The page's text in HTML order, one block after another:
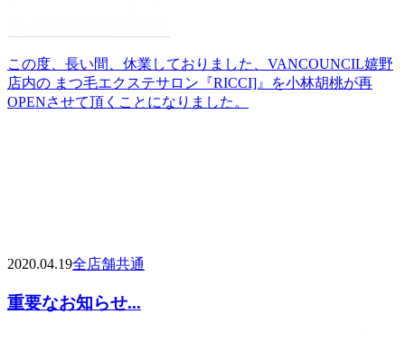
この度、長い間、休業しておりました、VANCOUNCIL嬉野
店内の まつ毛エクステサロン『RICCI]』を小林胡桃が再
OPENさせて頂くことになりました。
2020.04.19全店舗共通
重要なお知らせ...